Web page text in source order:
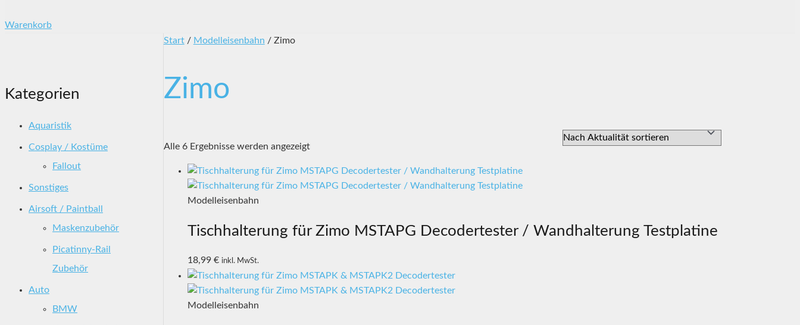
Warenkorb
Kategorien
Aquaristik
Cosplay / Kostüme
Fallout
Sonstiges
Airsoft / Paintball
Maskenzubehör
Picatinny-Rail
Zubehör
Auto
BMW
Start/ Modelleisenbahn / Zimo
Zimo
Alle 6 Ergebnisse werden angezeigtNach
sortiert
Modelleisenbahn
Tischhalterung für Zimo MSTAPG Decodertester / Wandhalterung Testplatine
18,99 € inkl. MwSt.
Modelleisenbahn